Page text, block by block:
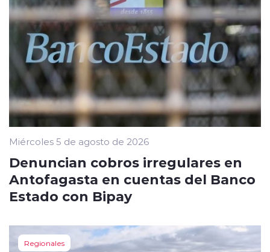
Miércoles 5 de agosto de 2026
Denuncian cobros irregulares en
Antofagasta en cuentas del Banco
Estado con Bipay
Regionales